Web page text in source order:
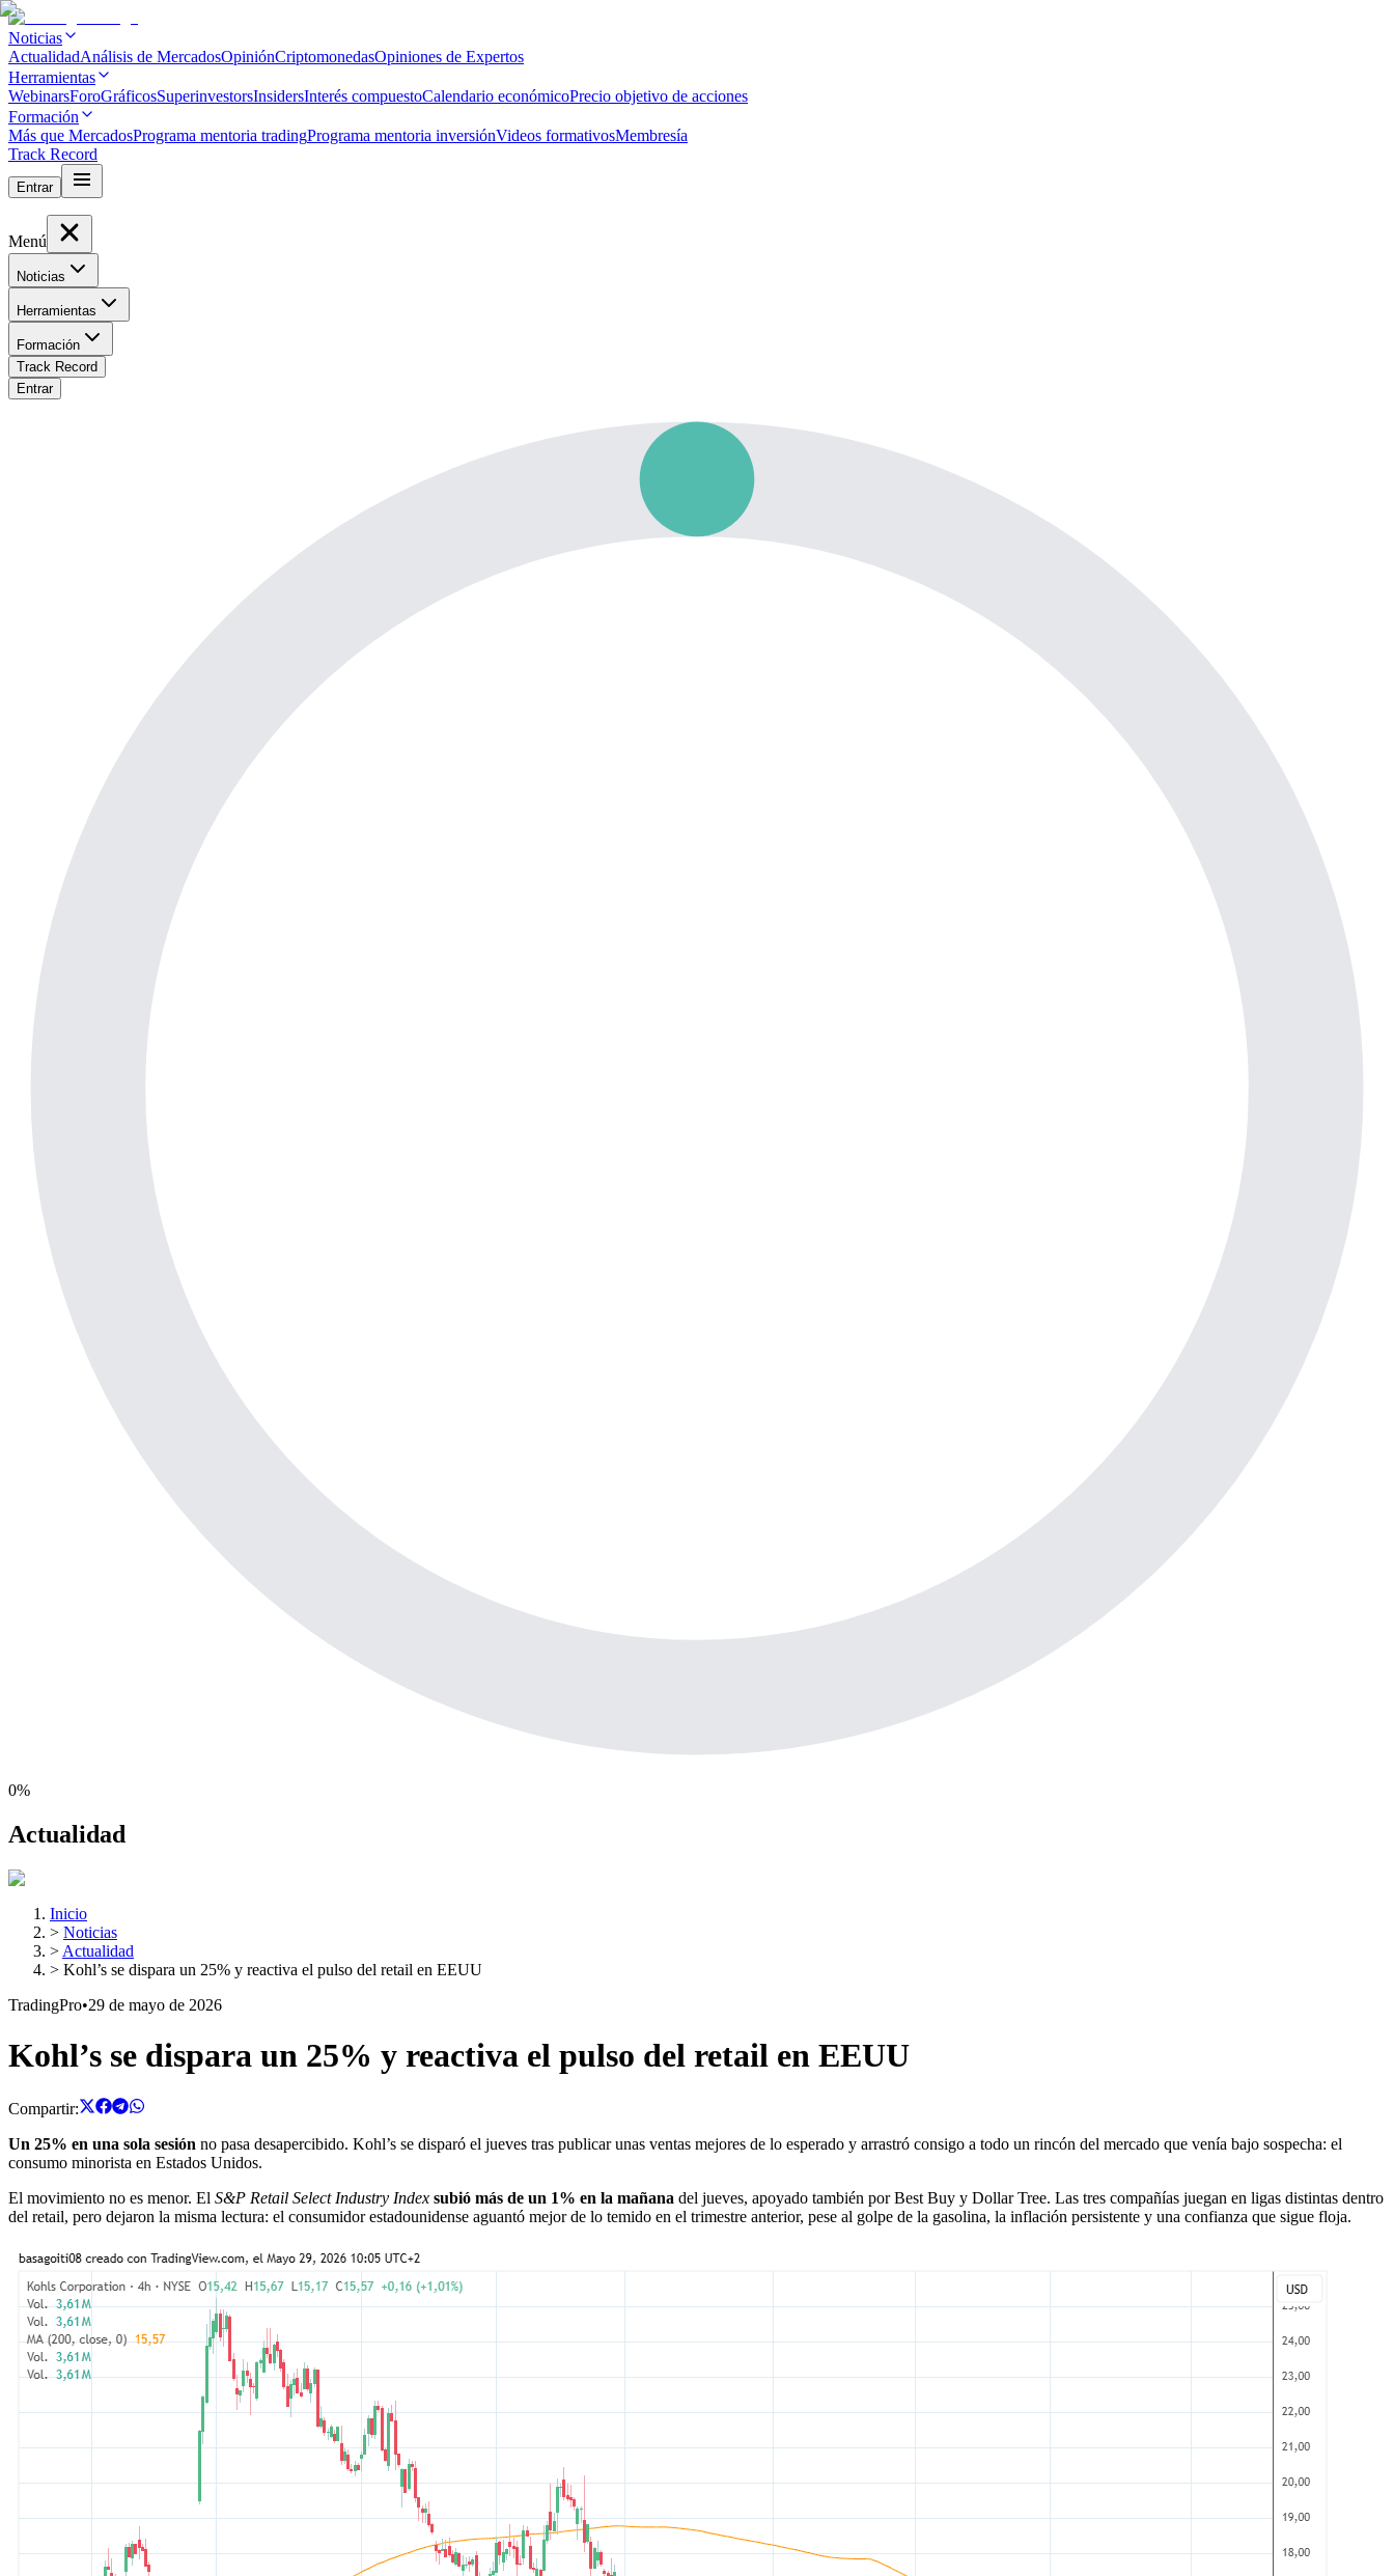
Noticias
ActualidadAnálisis de MercadosOpiniónCriptomonedasOpiniones de Expertos
Herramientas
WebinarsForoGráficosSuperinvestorsInsidersInterés compuestoCalendario económicoPrecio objetivo de acciones
Formación
Más que MercadosPrograma mentoria tradingPrograma mentoria inversiónVideos formativosMembresía
Track Record
Entrar
Menú
Noticias
Herramientas
Formación
Track Record
Entrar
0%
Actualidad
Inicio
> Noticias
> Actualidad
> Kohl’s se dispara un 25% y reactiva el pulso del retail en EEUU
TradingPro•29 de mayo de 2026
Kohl’s se dispara un 25% y reactiva el pulso del retail en EEUU
Compartir:
Un 25% en una sola sesión no pasa desapercibido. Kohl’s se disparó el jueves tras publicar unas ventas mejores de lo esperado y arrastró consigo a todo un rincón del mercado que venía bajo sospecha: el
consumo minorista en Estados Unidos.
El movimiento no es menor. El S&P Retail Select Industry Index subió más de un 1% en la mañana del jueves, apoyado también por Best Buy y Dollar Tree. Las tres compañías juegan en ligas distintas dentro
del retail, pero dejaron la misma lectura: el consumidor estadounidense aguantó mejor de lo temido en el trimestre anterior, pese al golpe de la gasolina, la inflación persistente y una confianza que sigue floja.